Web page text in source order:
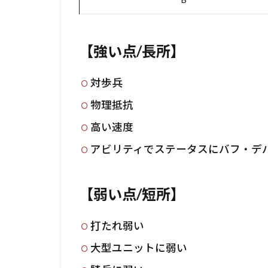
【強い点/長所】
対歩兵
物理抵抗
高い速度
アビリティでステータスにバフ・デ
【弱い点/短所】
打たれ弱い
大型ユニットに弱い